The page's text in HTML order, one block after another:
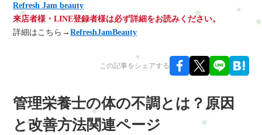
Refresh Jam beauty
来店者様・LINE登録者様は必ず詳細をお読みください。
詳細はこちら→RefreshJamBeauty
この記事をシェアする
管理栄養士の体の不調とは？原因
と改善方法関連ページ